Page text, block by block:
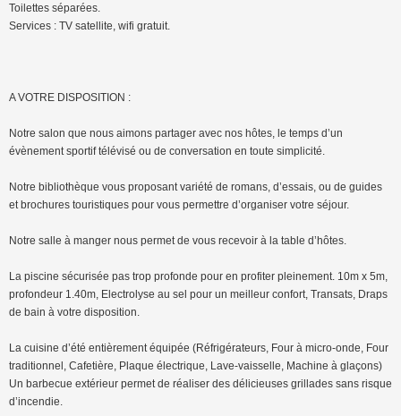
Toilettes séparées.
Services : TV satellite, wifi gratuit.
A VOTRE DISPOSITION :
Notre salon que nous aimons partager avec nos hôtes, le temps d’un
évènement sportif télévisé ou de conversation en toute simplicité.
Notre bibliothèque vous proposant variété de romans, d’essais, ou de guides
et brochures touristiques pour vous permettre d’organiser votre séjour.
Notre salle à manger nous permet de vous recevoir à la table d’hôtes.
La piscine sécurisée pas trop profonde pour en profiter pleinement. 10m x 5m,
profondeur 1.40m, Electrolyse au sel pour un meilleur confort, Transats, Draps
de bain à votre disposition.
La cuisine d’été entièrement équipée (Réfrigérateurs, Four à micro-onde, Four
traditionnel, Cafetière, Plaque électrique, Lave-vaisselle, Machine à glaçons)
Un barbecue extérieur permet de réaliser des délicieuses grillades sans risque
d’incendie.